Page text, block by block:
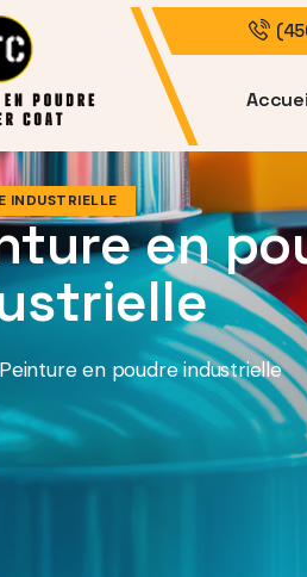
INDUSTRIELLE
en
Peinture en poudre industrielle